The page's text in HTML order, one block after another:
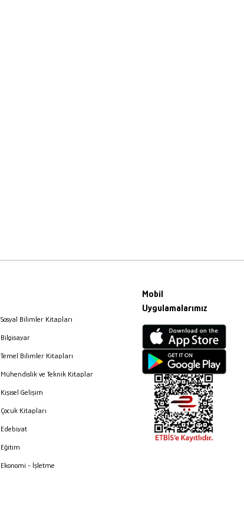
Sosyal Bilimler Kitapları
Bilgisayar
Temel Bilimler Kitapları
Mühendislik ve Teknik Kitaplar
Kişisel Gelişim
Çocuk Kitapları
Edebiyat
Eğitim
Ekonomi - İşletme
Mobil
Uygulamalarımız